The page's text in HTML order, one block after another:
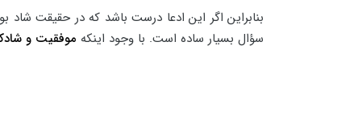
بنابراین اگر این ادعا درست باشد که در حقیقت شاد
سؤال بسیار ساده است. با وجود اینکه موفقیت و